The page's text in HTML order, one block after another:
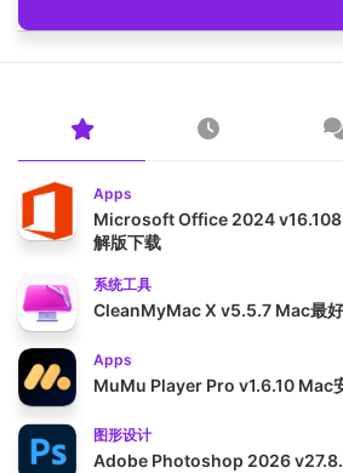
Apps
Microsoft Office 2024
解版下载
系统工具
CleanMyMac X v5.5.7 Mac最
Apps
MuMu Player Pro v1.6.10 Mac
图形设计
Adobe Photoshop 2026